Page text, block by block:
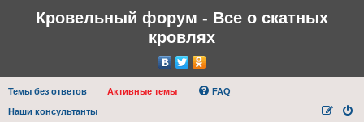
Кровельный форум - Все о скатных
кровлях
Темы без ответов Активные темы FAQ
Наши консультанты